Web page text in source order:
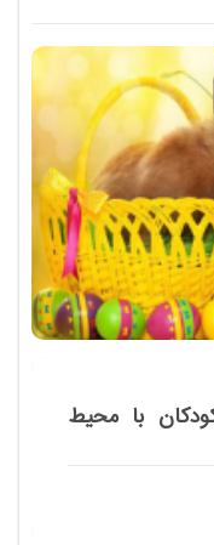
شركت در آزمون سراسری سال 1397 برای دوره های
حضوری، مجازی،
با محیط